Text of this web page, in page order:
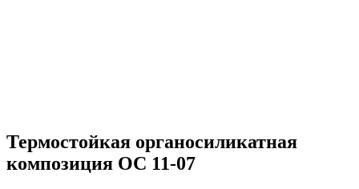
Термостойкая органосиликатная
композиция ОС 11-07